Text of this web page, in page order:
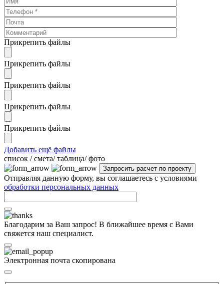
Прикрепить файлы
Прикрепить файлы
Прикрепить файлы
Прикрепить файлы
Прикрепить файлы
Добавить ещё файлы
cписок / смета/ таблица/ фото
Отправляя данную форму, вы соглашаетесь с условиями
обработки персональных данных
Благодарим за Ваш запрос! В ближайшее время с Вами
свяжется наш специалист.
Электронная почта скопирована